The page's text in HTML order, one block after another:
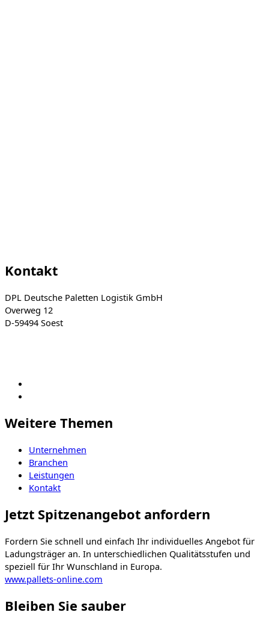
Kontakt
DPL Deutsche Paletten Logistik GmbH
Overweg 12
D-59494 Soest
Weitere Themen
Unternehmen
Branchen
Leistungen
Kontakt
Jetzt Spitzenangebot anfordern
Fordern Sie schnell und einfach Ihr individuelles Angebot für
Ladungsträger an. In unterschiedlichen Qualitätsstufen und
speziell für Ihr Wunschland in Europa.
www.pallets-online.com
Bleiben Sie sauber